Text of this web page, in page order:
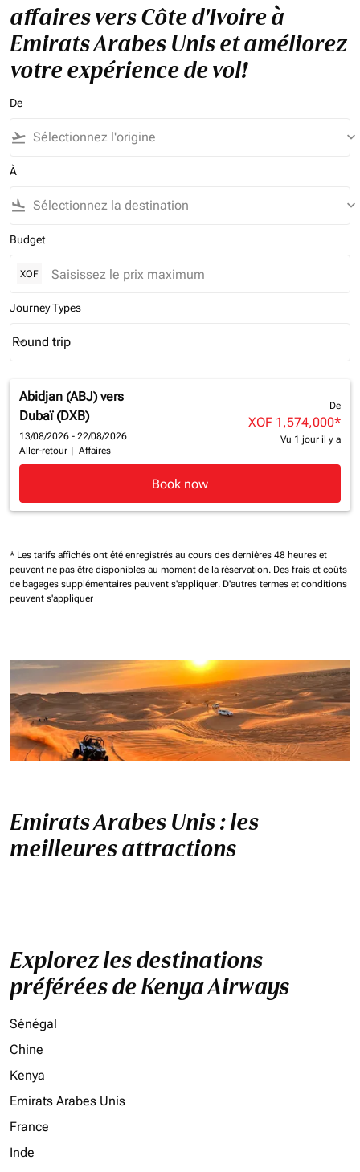
affaires vers Côte d'Ivoire à
Emirats Arabes Unis et améliorez
votre expérience de vol!
De
flight_takeoff keyboard_arrow_down
À
flight_land keyboard_arrow_down
Budget
XOF
Journey Types
Journey Types option Round trip Selected
Round trip
keyboard_arrow_down
Abidjan (ABJ) vers
Dubaï (DXB)
13/08/2026 - 22/08/2026
Aller-retour
Affaires
De
XOF 1,574,000*
Vu 1 jour il y a
Book now
* Les tarifs affichés ont été enregistrés au cours des dernières 48 heures et
peuvent ne pas être disponibles au moment de la réservation. Des frais et coûts
de bagages supplémentaires peuvent s'appliquer. D'autres termes et conditions
peuvent s'appliquer
Emirats Arabes Unis : les
meilleures attractions
Explorez les destinations
préférées de Kenya Airways
Sénégal
Chine
Kenya
Emirats Arabes Unis
France
Inde